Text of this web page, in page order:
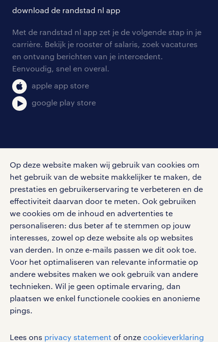
Op deze website maken wij gebruik van cookies om
het gebruik van de website makkelijker te maken, de
prestaties en gebruikerservaring te verbeteren en de
effectiviteit daarvan door te meten. Ook gebruiken
we cookies om de inhoud en advertenties te
personaliseren: dus beter af te stemmen op jouw
interesses, zowel op deze website als op websites
van derden. In onze e-mails passen we dit ook toe.
Voor het optimaliseren van relevante informatie op
andere websites maken we ook gebruik van andere
technieken. Wil je geen optimale ervaring, dan
plaatsen we enkel functionele cookies en anonieme
pings.
Lees ons privacy statement of onze cookieverklaring
tarieven
personeel gezocht
aanmelden nieuwsbrief
solliciteren
blogs en artikelen
salarischecker
bruto-netto calculator
onze vestigingen
pers
download de randstad nl app
Met de randstad nl app zet je de volgende stap in je
carrière. Bekijk je rooster of salaris, zoek vacatures
en ontvang berichten van je intercedent.
Eenvoudig, snel en overal.
apple app store
google play store
Volg ons voor de leukste content omtrent
vacatures, solliciteren en inspiratie.
werken bij randstad
gebruikersvoorwaarden
privacystatement
cookies
disclaimer
sitemap
RANDSTAD, HUMAN FORWARD en SHAPING THE